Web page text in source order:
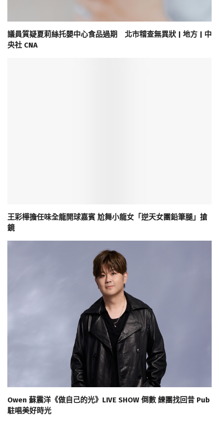
議員質疑夏莉絲托嬰中心食品過期 北市稽查無異狀 | 地方 | 中
央社 CNA
王彩樺擔任味全龍開球嘉賓 尬舞小龍女「逆天女團鉛筆腿」搶
鏡
Owen 蘇震洋《做自己的光》LIVE SHOW 倒數 練團找回昔 Pub
駐唱美好時光